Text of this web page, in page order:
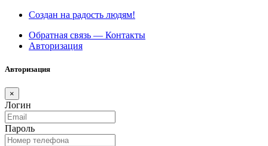
Создан на радость людям!
Обратная связь — Контакты
Авторизация
Авторизация
×
Логин
Пароль